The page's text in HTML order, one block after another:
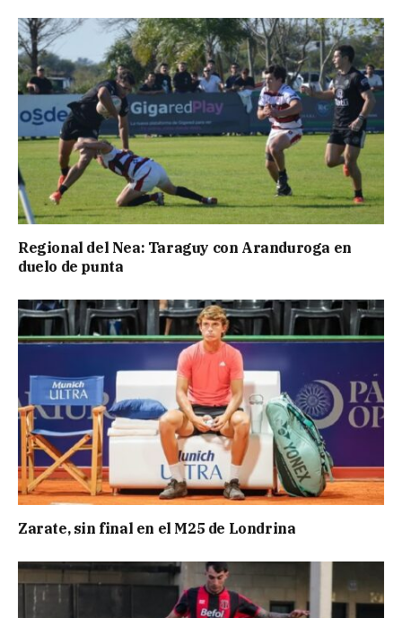
Regional del Nea: Taraguy con Aranduroga en
duelo de punta
Zarate, sin final en el M25 de Londrina